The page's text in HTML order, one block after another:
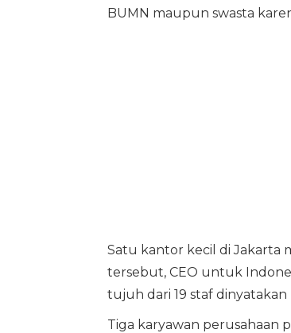
BUMN maupun swasta
Satu kantor kecil di Jakarta
tersebut, CEO untuk
tujuh dari 19 staf dinyatakan
Tiga karyawan perusahaan